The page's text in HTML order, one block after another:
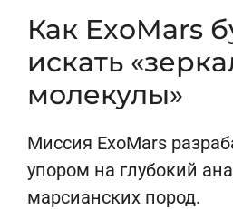
Как ExoMars
искать
молекулы»
Миссия ExoMars
упором на глубокий
марсианских пород.